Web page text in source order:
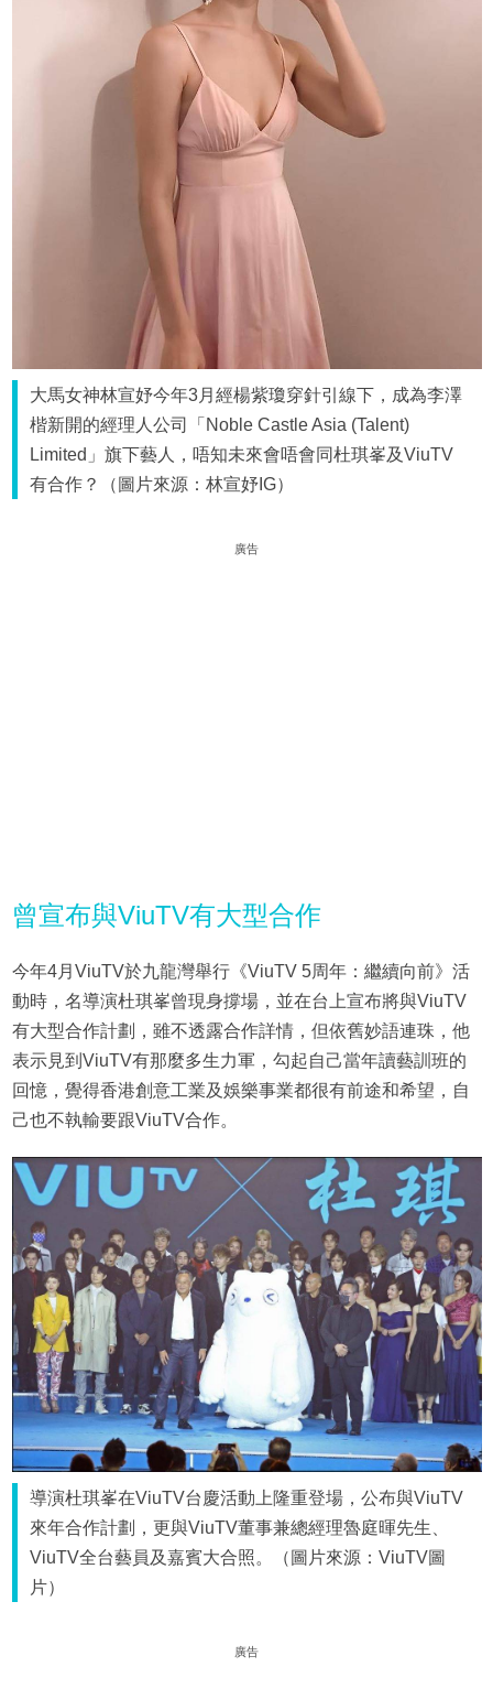
大馬女神林宣妤今年3月經楊紫瓊穿針引線下，成為李澤
楷新開的經理人公司「Noble Castle Asia (Talent)
Limited」旗下藝人，唔知未來會唔會同杜琪峯及ViuTV
有合作？（圖片來源：林宣妤IG）
廣告
曾宣布與ViuTV有大型合作
今年4月ViuTV於九龍灣舉行《ViuTV 5周年：繼續向前》活
動時，名導演杜琪峯曾現身撐場，並在台上宣布將與ViuTV
有大型合作計劃，雖不透露合作詳情，但依舊妙語連珠，他
表示見到ViuTV有那麼多生力軍，勾起自己當年讀藝訓班的
回憶，覺得香港創意工業及娛樂事業都很有前途和希望，自
己也不執輸要跟ViuTV合作。
導演杜琪峯在ViuTV台慶活動上隆重登場，公布與ViuTV
來年合作計劃，更與ViuTV董事兼總經理魯庭暉先生、
ViuTV全台藝員及嘉賓大合照。（圖片來源：ViuTV圖
片）
廣告